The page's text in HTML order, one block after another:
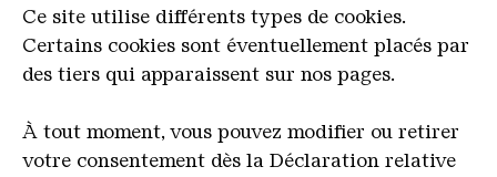
Ce site utilise différents types de cookies.
Certains cookies sont éventuellement placés par
des tiers qui apparaissent sur nos pages.
À tout moment, vous pouvez modifier ou retirer
votre consentement dès la Déclaration relative